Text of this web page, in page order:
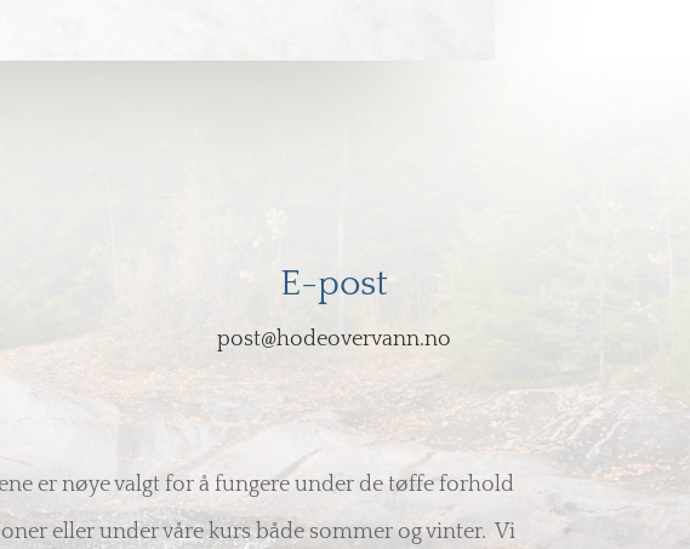
E-post
post@hodeovervann.no
er nøye valgt for å fungere under de tøffe forhold
eller under våre kurs både sommer og vinter. Vi